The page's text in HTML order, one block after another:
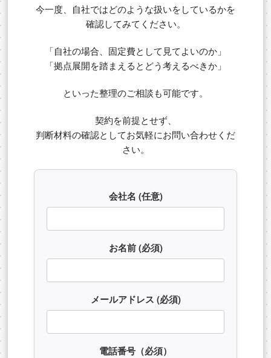
今一度、自社ではどのような扱いをしているかを
確認してみてください。
「自社の場合、固定費として見てよいのか」
「拠点展開を踏まえるとどう考えるべきか」
といった整理のご相談も可能です。
契約を前提とせず、
判断材料の確認としてお気軽にお問い合わせくだ
さい。
会社名 (任意)
お名前 (必須)
メールアドレス (必須)
電話番号（必須）